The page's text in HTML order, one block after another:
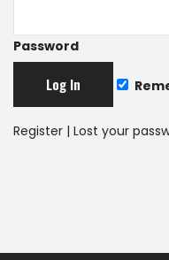
Password
Register | Lost your